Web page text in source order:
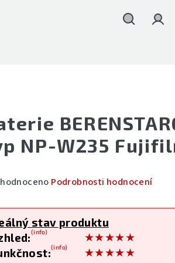
NP-W235
Podrobnosti hodnocení
stav produktu
(info) ★★★★★
(info) ★★★★★